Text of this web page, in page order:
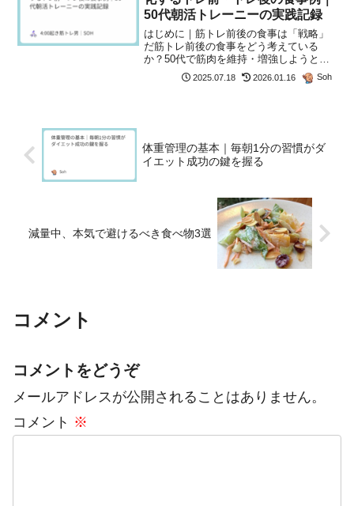
50代朝活トレーニーの実践記録
はじめに｜筋トレ前後の食事は「戦略」
だ筋トレ前後の食事をどう考えている
か？50代で筋肉を維持・増強しようとす
るなら、栄養のタイミングと中身の正確
さがモノを言うといえます。ただ食べれ
2025.07.18 2026.01.16 Soh
体重管理の基本｜毎朝1分の習慣がダ
イエット成功の鍵を握る
減量中、本気で避けるべき食べ物3選
コメント
コメントをどうぞ
メールアドレスが公開されることはありません。
コメント ※